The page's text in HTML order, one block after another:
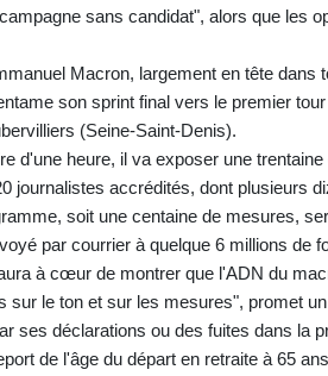
sans candidat", alors que les
Macron, largement en tête dans
son sprint final vers le premier
(Seine-Saint-Denis).
d'une heure, il va exposer une
journalistes accrédités, dont plusieurs
soit une centaine de mesures,
par courrier à quelque 6 millions de
à cœur de montrer que l'ADN du
sur le ton et sur les mesures", promet
ses déclarations ou des fuites dans la
de l'âge du départ en retraite à 65